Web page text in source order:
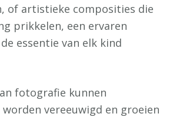
of artistieke composities die
prikkelen, een ervaren
essentie van elk kind
fotografie kunnen
vereeuwigd en groeien